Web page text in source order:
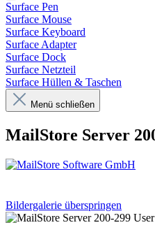
Surface Pen
Surface Mouse
Surface Keyboard
Surface Adapter
Surface Dock
Surface Netzteil
Surface Hüllen & Taschen
Menü schließen
MailStore Server
Bildergalerie überspringen